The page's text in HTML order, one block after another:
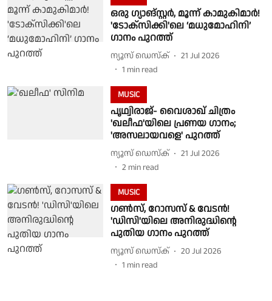
ഒരു ഗ്യാങ്സ്റ്റർ, മൂന്ന് കാമുകിമാർ!
'ടോക്സിക്കി'ലെ ‘മധുമോഹിനി’
ഗാനം പുറത്ത്
ന്യൂസ് ഡെസ്ക്
21 Jul 2026
1 min read
MUSIC
പൃഥ്വിരാജ്- വൈശാഖ് ചിത്രം
'ഖലീഫ'യിലെ പ്രണയ ഗാനം;
'അസലായവളെ' പുറത്ത്
ന്യൂസ് ഡെസ്ക്
21 Jul 2026
2 min read
MUSIC
ഗൺസ്, റോസസ് & വേടൻ!
'ഡിസി'യിലെ അനിരുദ്ധിന്റെ
പുതിയ ഗാനം പുറത്ത്
ന്യൂസ് ഡെസ്ക്
20 Jul 2026
1 min read